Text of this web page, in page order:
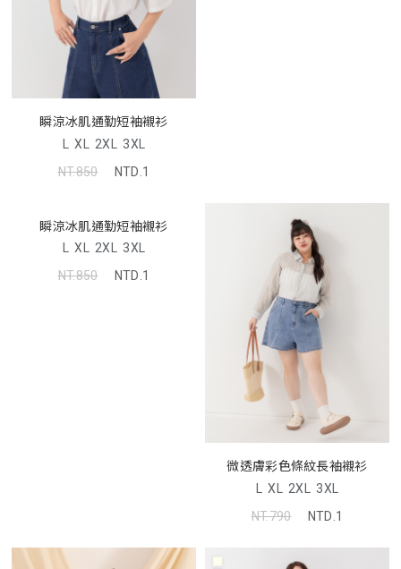
瞬涼冰肌通勤短袖襯衫
L XL 2XL 3XL
NT.850
NTD.1
瞬涼冰肌通勤短袖襯衫
L XL 2XL 3XL
NT.850
NTD.1
微透膚彩色條紋長袖襯衫
L XL 2XL 3XL
NT.790
NTD.1